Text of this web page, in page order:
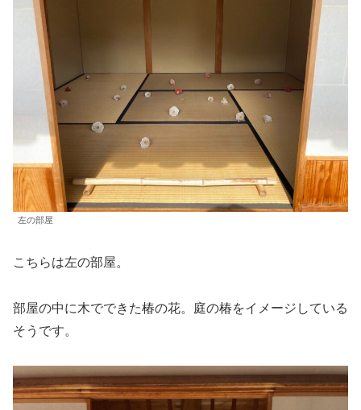
左の部屋
こちらは左の部屋。
部屋の中に木でできた椿の花。庭の椿をイメージしている
そうです。